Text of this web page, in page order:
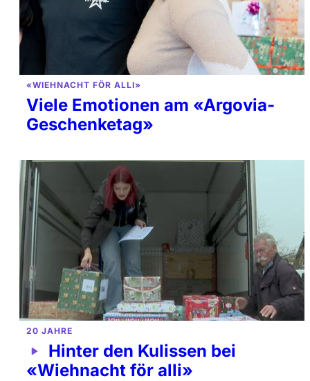
«WIEHNACHT FÖR ALLI»
Viele Emotionen am «Argovia-
Geschenketag»
20 JAHRE
Hinter den Kulissen bei
«Wiehnacht för alli»